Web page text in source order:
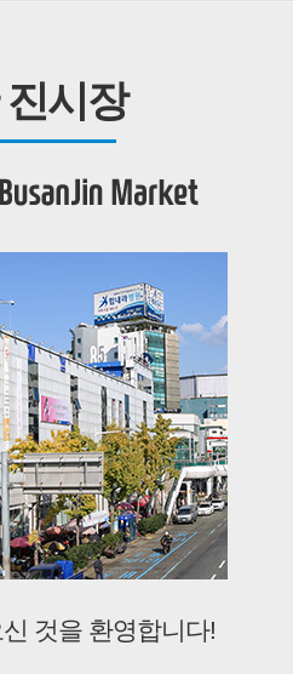
시장
것을 환영합니다!